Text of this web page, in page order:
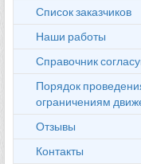
Список заказчиков
Наши работы
Справочник
Порядок
ограничениям
Отзывы
Контакты